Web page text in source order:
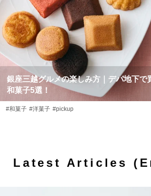
銀座三越グルメの楽しみ方｜デパ地下で
和菓子5選！
#和菓子 #洋菓子 #pickup
Latest Articles